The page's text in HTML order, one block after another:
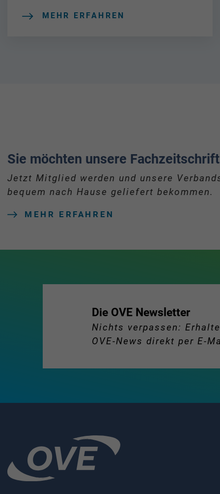
MEHR ERFAHREN
Sie möchten unsere
Jetzt Mitglied werden und unsere
bequem nach Hause geliefert bekommen.
MEHR ERFAHREN
Die OVE Newsletter
Nichts verpassen:
OVE-News direkt per E-